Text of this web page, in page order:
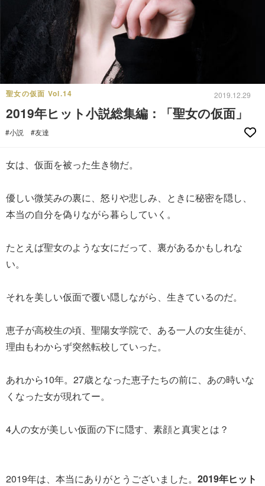
聖女の仮面 Vol.14 2019.12.29
2019年ヒット小説総集編：「聖女の仮面」
#小説 #友達
女は、仮面を被った生き物だ。
優しい微笑みの裏に、怒りや悲しみ、ときに秘密を隠し、
本当の自分を偽りながら暮らしていく。
たとえば聖女のような女にだって、裏があるかもしれな
い。
それを美しい仮面で覆い隠しながら、生きているのだ。
恵子が高校生の頃、聖陽女学院で、ある一人の女生徒が、
理由もわからず突然転校していった。
あれから10年。27歳となった恵子たちの前に、あの時いな
くなった女が現れてー。
4人の女が美しい仮面の下に隠す、素顔と真実とは？
2019年は、本当にありがとうございました。 2019年ヒット